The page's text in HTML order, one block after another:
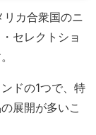
カ合衆国のニ
セレクトショ
ドの1つで、特
展開が多いこ